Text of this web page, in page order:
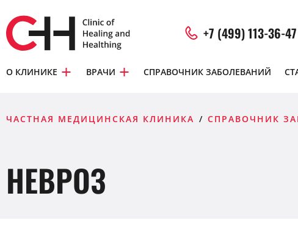
+7 (499) 113-36-47
О КЛИНИКЕ ВРАЧИ СПРАВОЧНИК ЗАБОЛЕВАНИЙ
ЧАСТНАЯ МЕДИЦИНСКАЯ КЛИНИКА СПРАВОЧНИК
НЕВРОЗ